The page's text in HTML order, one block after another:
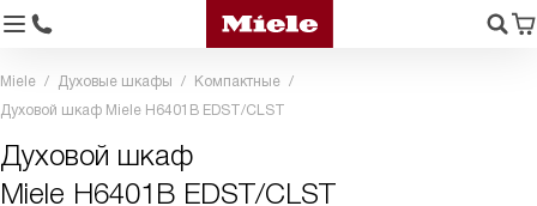
Miele Духовые шкафы
Компактные
Духовой шкаф Miele H6401B EDST/CLST
Духовой шкаф
Miele H6401B EDST/CLST